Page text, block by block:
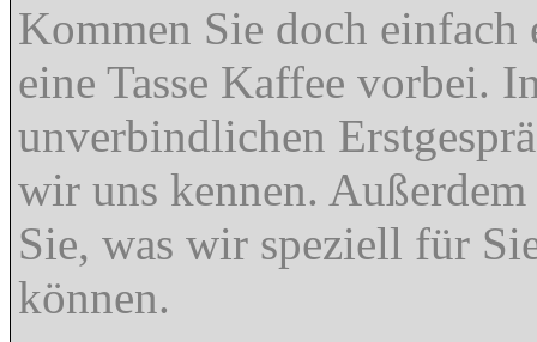
Kommen Sie doch einfach
eine Tasse Kaffee vorbei.
unverbindlichen
wir uns kennen. Außerdem
Sie, was wir speziell für
können.